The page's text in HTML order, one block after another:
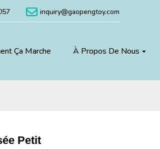
inquiry@gaopengtoy.com
Ça Marche À Propos De Nous
Petit